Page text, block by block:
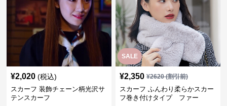
¥2,020 (税込)
スカーフ 装飾チェーン柄光沢サ
テンスカーフ
SALE
¥2,350 ¥2620(割引前)
スカーフ ふんわり柔らかスカー
フ巻き付けタイプ ファー